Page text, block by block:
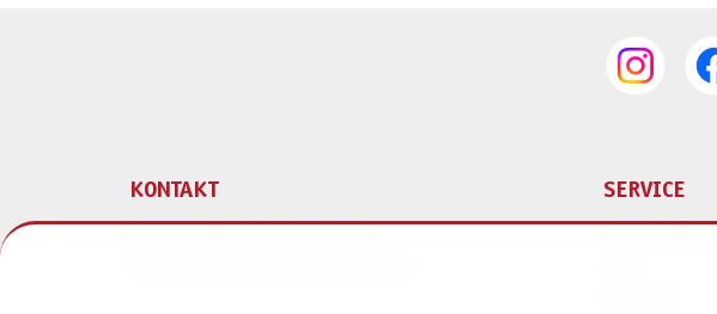
KONTAKT SERVICE